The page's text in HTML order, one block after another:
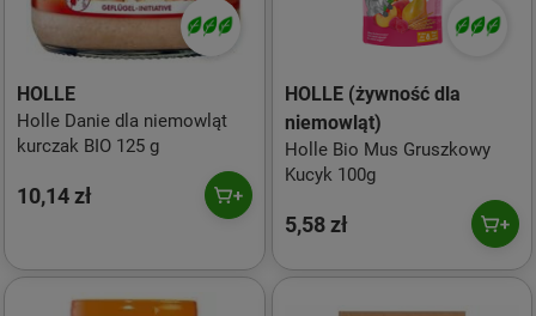
HOLLE
Holle Danie dla niemowląt
kurczak BIO 125 g
10,14 zł
HOLLE (żywność dla
niemowląt)
Holle Bio Mus Gruszkowy
Kucyk 100g
5,58 zł